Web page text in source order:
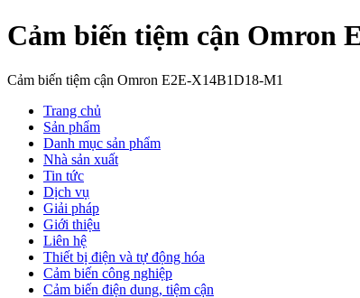
Cảm biến tiệm cận Omron
Cảm biến tiệm cận Omron E2E-X14B1D18-M1
Trang chủ
Sản phẩm
Danh mục sản phẩm
Nhà sản xuất
Tin tức
Dịch vụ
Giải pháp
Giới thiệu
Liên hệ
Thiết bị điện và tự động hóa
Cảm biến công nghiệp
Cảm biến điện dung, tiệm cận